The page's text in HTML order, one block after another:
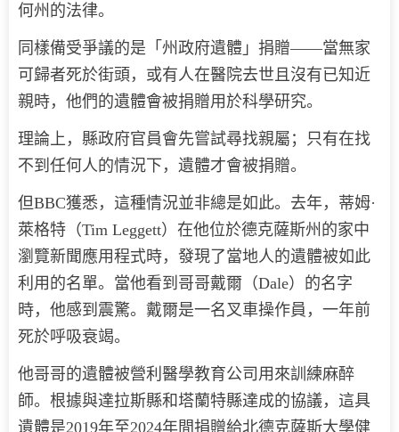
何州的法律。
同樣備受爭議的是「州政府遺體」捐贈——當無家
可歸者死於街頭，或有人在醫院去世且沒有已知近
親時，他們的遺體會被捐贈用於科學研究。
理論上，縣政府官員會先嘗試尋找親屬；只有在找
不到任何人的情況下，遺體才會被捐贈。
但BBC獲悉，這種情況並非總是如此。去年，蒂姆·
萊格特（Tim Leggett）在他位於德克薩斯州的家中
瀏覽新聞應用程式時，發現了當地人的遺體被如此
利用的名單。當他看到哥哥戴爾（Dale）的名字
時，他感到震驚。戴爾是一名叉車操作員，一年前
死於呼吸衰竭。
他哥哥的遺體被營利醫學教育公司用來訓練麻醉
師。根據與達拉斯縣和塔蘭特縣達成的協議，這具
遺體是2019年至2024年間捐贈給北德克薩斯大學健